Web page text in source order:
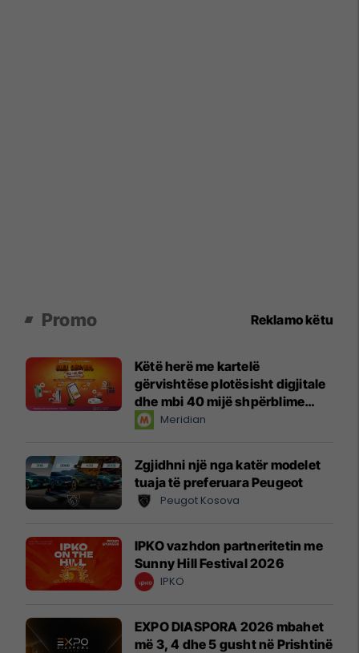
Promo Reklamo këtu
Këtë herë me kartelë
gërvishtëse plotësisht digjitale
dhe mbi 40 mijë shpërblime
instant!Meridian
Zgjidhni një nga katër modelet
tuaja të preferuara Peugeot
Peugot Kosova
IPKO vazhdon partneritetin me
Sunny Hill Festival 2026
IPKO
EXPO DIASPORA 2026 mbahet
më 3, 4 dhe 5 gusht në Prishtinë